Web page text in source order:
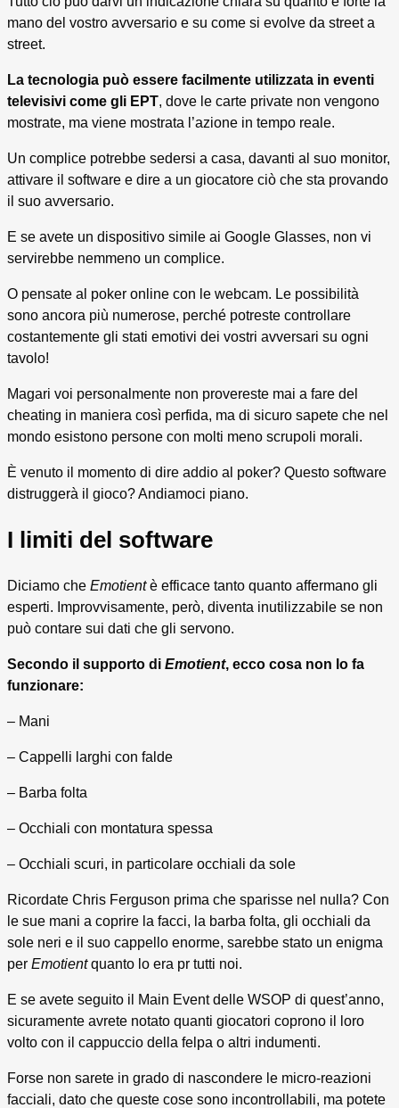
mano del vostro avversario e su come si evolve da street a
street.
La tecnologia può essere facilmente utilizzata in eventi
televisivi come gli EPT, dove le carte private non vengono
mostrate, ma viene mostrata l’azione in tempo reale.
Un complice potrebbe sedersi a casa, davanti al suo monitor,
attivare il software e dire a un giocatore ciò che sta provando
il suo avversario.
E se avete un dispositivo simile ai Google Glasses, non vi
servirebbe nemmeno un complice.
O pensate al poker online con le webcam. Le possibilità
sono ancora più numerose, perché potreste controllare
costantemente gli stati emotivi dei vostri avversari su ogni
tavolo!
Magari voi personalmente non provereste mai a fare del
cheating in maniera così perfida, ma di sicuro sapete che nel
mondo esistono persone con molti meno scrupoli morali.
È venuto il momento di dire addio al poker? Questo software
distruggerà il gioco? Andiamoci piano.
I limiti del software
Diciamo che Emotientè efficace tanto quanto affermano gli
esperti. Improvvisamente, però, diventa inutilizzabile se non
può contare sui dati che gli servono.
Secondo il supporto di Emotient, ecco cosa non lo fa
funzionare:
– Mani
– Cappelli larghi con falde
– Barba folta
– Occhiali con montatura spessa
– Occhiali scuri, in particolare occhiali da sole
Ricordate Chris Ferguson prima che sparisse nel nulla? Con
le sue mani a coprire la facci, la barba folta, gli occhiali da
sole neri e il suo cappello enorme, sarebbe stato un enigma
per Emotientquanto lo era pr tutti noi.
E se avete seguito il Main Event delle WSOP di quest’anno,
sicuramente avrete notato quanti giocatori coprono il loro
volto con il cappuccio della felpa o altri indumenti.
Forse non sarete in grado di nascondere le micro-reazioni
facciali, dato che queste cose sono incontrollabili, ma potete